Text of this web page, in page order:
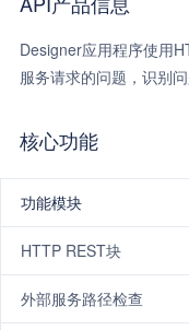
Designer应用程序使用
服务请求的问题，识别
核心功能
功能模块
HTTP REST块
外部服务路径检查